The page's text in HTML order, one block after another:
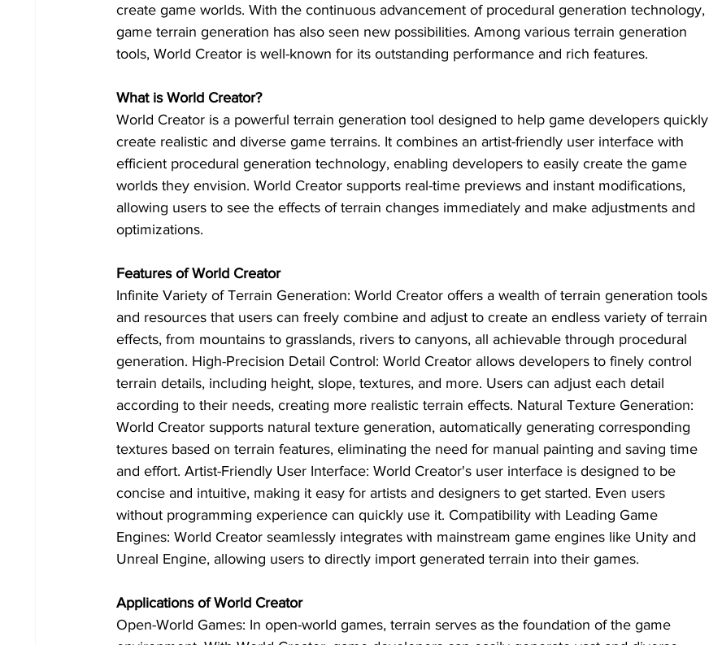
create game worlds. With the continuous advancement of procedural generation technology,
game terrain generation has also seen new possibilities. Among various terrain generation
tools, World Creator is well-known for its outstanding performance and rich features.
What is World Creator?
World Creator is a powerful terrain generation tool designed to help game developers quickly
create realistic and diverse game terrains. It combines an artist-friendly user interface with
efficient procedural generation technology, enabling developers to easily create the game
worlds they envision. World Creator supports real-time previews and instant modifications,
allowing users to see the effects of terrain changes immediately and make adjustments and
optimizations.
Features of World Creator
Infinite Variety of Terrain Generation: World Creator offers a wealth of terrain generation tools
and resources that users can freely combine and adjust to create an endless variety of terrain
effects, from mountains to grasslands, rivers to canyons, all achievable through procedural
generation. High-Precision Detail Control: World Creator allows developers to finely control
terrain details, including height, slope, textures, and more. Users can adjust each detail
according to their needs, creating more realistic terrain effects. Natural Texture Generation:
World Creator supports natural texture generation, automatically generating corresponding
textures based on terrain features, eliminating the need for manual painting and saving time
and effort. Artist-Friendly User Interface: World Creator's user interface is designed to be
concise and intuitive, making it easy for artists and designers to get started. Even users
without programming experience can quickly use it. Compatibility with Leading Game
Engines: World Creator seamlessly integrates with mainstream game engines like Unity and
Unreal Engine, allowing users to directly import generated terrain into their games.
Applications of World Creator
Open-World Games: In open-world games, terrain serves as the foundation of the game